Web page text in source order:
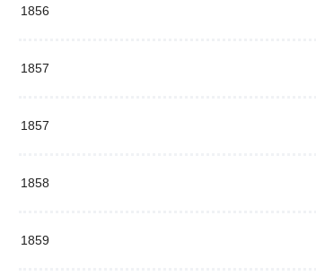
1856
1857
1857
1858
1859